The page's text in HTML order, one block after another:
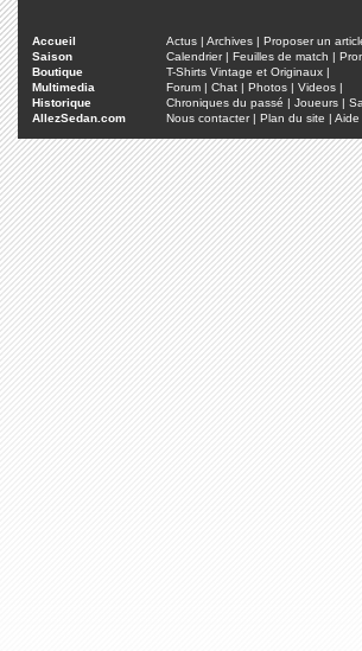
Accueil Actus | Archives | Proposer un
Saison
Calendrier| Feuilles de match |
Boutique
T-Shirts Vintage et Originaux |
Multimedia
Forum | Chat | Photos | Videos |
Historique
Chroniques du passé | Joueurs |
AllezSedan.com
Nous contacter| Plan du site | Aide